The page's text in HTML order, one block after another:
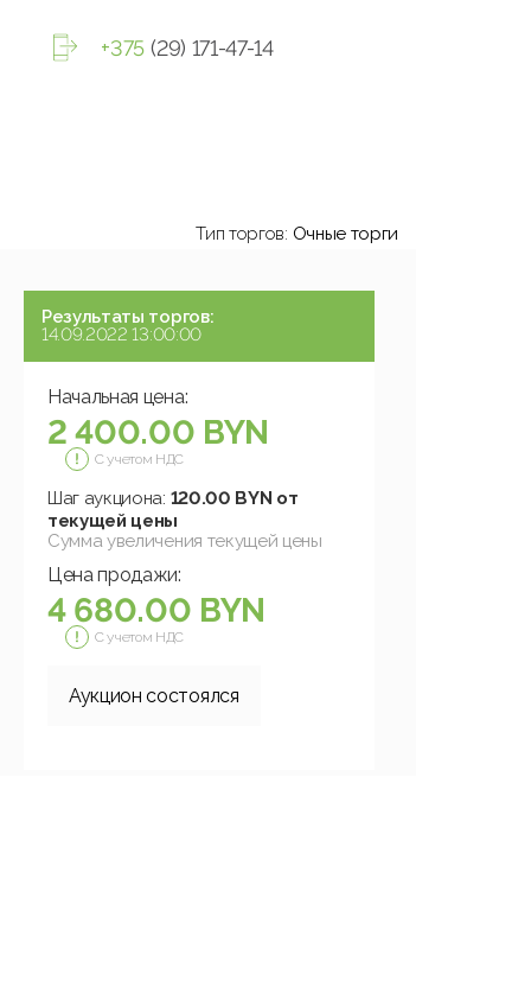
+375 (29) 171-47-14
Тип торгов: Очные торги
Результаты торгов:
14.09.2022 13:00:00
Начальная цена:
2 400.00 BYN
С учетом НДС
Шаг аукциона: 120.00 BYN от
текущей цены
Сумма увеличения текущей цены
Цена продажи:
4 680.00 BYN
С учетом НДС
Аукцион состоялся